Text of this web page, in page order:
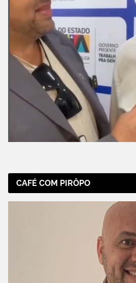
CAFÉ COM PIRÔPO